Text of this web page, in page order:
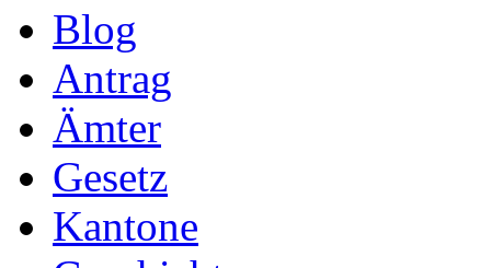
Blog
Antrag
Ämter
Gesetz
Kantone